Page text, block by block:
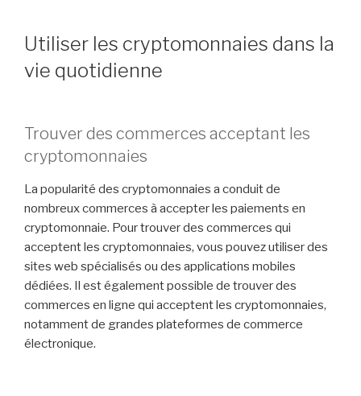
Utiliser les cryptomonnaies dans la
vie quotidienne
Trouver des commerces acceptant les
cryptomonnaies
La popularité des cryptomonnaies a conduit de
nombreux commerces à accepter les paiements en
cryptomonnaie. Pour trouver des commerces qui
acceptent les cryptomonnaies, vous pouvez utiliser des
sites web spécialisés ou des applications mobiles
dédiées. Il est également possible de trouver des
commerces en ligne qui acceptent les cryptomonnaies,
notamment de grandes plateformes de commerce
électronique.